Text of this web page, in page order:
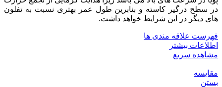
در سطح درگیر کاسته و بنابرین طول عمر بهتری نسبت به تفلون
های دیگر در این شرایط خواهد داشت.
فهرست علاقه مندی ها
اطلاعات بیشتر
مشاهده سریع
مقایسه
بستن